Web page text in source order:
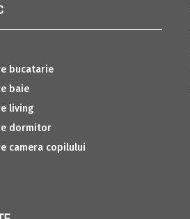
bucatarie
baie
living
dormitor
camera copilului